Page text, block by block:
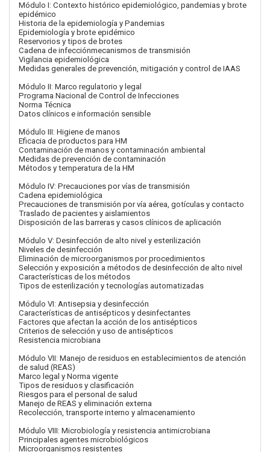
Módulo I: Contexto histórico epidemiológico, pandemias y brote
epidémico
Historia de la epidemiología y Pandemias
Epidemiología y brote epidémico
Reservorios y tipos de brotes
Cadena de infecciónmecanismos de transmisión
Vigilancia epidemiológica
Medidas generales de prevención, mitigación y control de IAAS
Módulo II: Marco regulatorio y legal
Programa Nacional de Control de Infecciones
Norma Técnica
Datos clínicos e información sensible
Módulo III: Higiene de manos
Eficacia de productos para HM
Contaminación de manos y contaminación ambiental
Medidas de prevención de contaminación
Métodos y temperatura de la HM
Módulo IV: Precauciones por vías de transmisión
Cadena epidemiológica
Precauciones de transmisión por vía aérea, gotículas y contacto
Traslado de pacientes y aislamientos
Disposición de las barreras y casos clínicos de aplicación
Módulo V: Desinfección de alto nivel y esterilización
Niveles de desinfección
Eliminación de microorganismos por procedimientos
Selección y exposición a métodos de desinfección de alto nivel
Características de los métodos
Tipos de esterilización y tecnologías automatizadas
Módulo VI: Antisepsia y desinfección
Características de antisépticos y desinfectantes
Factores que afectan la acción de los antisépticos
Criterios de selección y uso de antisépticos
Resistencia microbiana
Módulo VII: Manejo de residuos en establecimientos de atención
de salud (REAS)
Marco legal y Norma vigente
Tipos de residuos y clasificación
Riesgos para el personal de salud
Manejo de REAS y eliminación externa
Recolección, transporte interno y almacenamiento
Módulo VIII: Microbiología y resistencia antimicrobiana
Principales agentes microbiológicos
Microorganismos resistentes